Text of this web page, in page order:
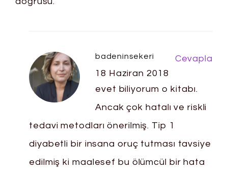
badeninsekeri
18 Haziran 2018
evet biliyorum o kitabı.
Ancak çok hatalı ve riskli
tedavi metodları önerilmiş. Tip 1
diyabetli bir insana oruç tutması tavsiye
edilmiş ki maalesef bu ölümcül bir hata
Cevapla